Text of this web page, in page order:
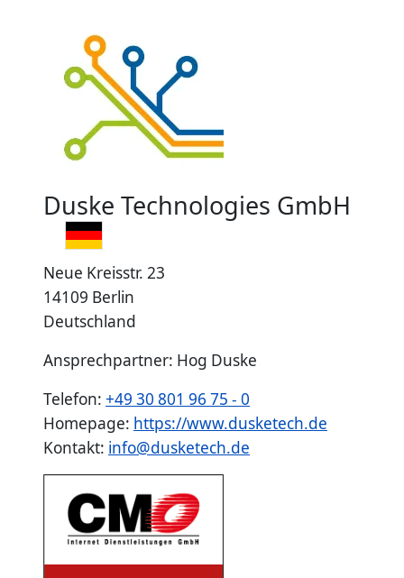
Duske Technologies GmbH
Neue Kreisstr. 23
14109 Berlin
Deutschland
Ansprechpartner: Hog Duske
Telefon: +49 30 801 96 75 - 0
Homepage: https://www.dusketech.de
Kontakt: info@dusketech.de